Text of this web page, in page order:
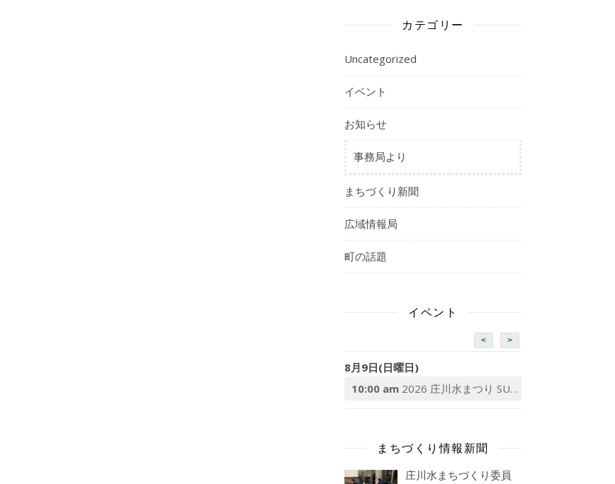
カテゴリー
Uncategorized
イベント
お知らせ
事務局より
まちづくり新聞
広域情報局
町の話題
イベント
< >
8月9日(日曜日)
10:00 am 2026 庄川水まつり SUP体験
まちづくり情報新聞
庄川水まちづくり委員